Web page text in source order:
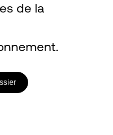
de la